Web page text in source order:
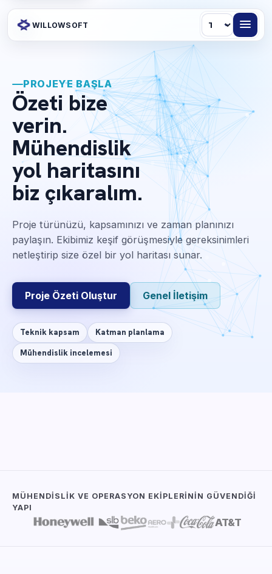
WILLOWSOFT Dil
PROJEYE BAŞLA
Özeti bize
verin.
Mühendislik
yol haritasını
biz çıkaralım.
Proje türünüzü, kapsamınızı ve zaman planınızı
paylaşın. Ekibimiz keşif görüşmesiyle gereksinimleri
netleştirip size özel bir yol haritası sunar.
Proje Özeti Oluştur Genel İletişim
Teknik kapsam
Katman planlama
Mühendislik incelemesi
İnceleyen:WillowSoft Mühendislik Ekibi
Güncellendi:
Kaynak:Hakkımızda, ürün ve hizmet verileri
MÜHENDISLIK VE OPERASYON EKIPLERININ GÜVENDIĞI
YAPI
AT&T